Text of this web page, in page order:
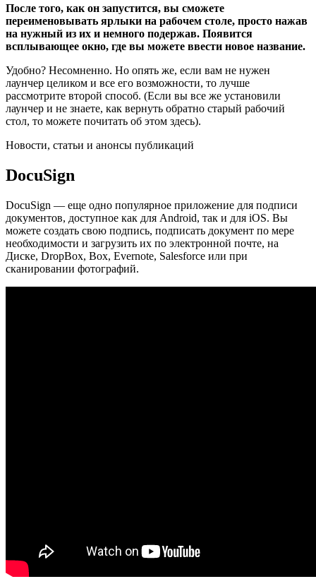
После того, как он запустится, вы сможете
переименовывать ярлыки на рабочем столе, просто нажав
на нужный из их и немного подержав. Появится
всплывающее окно, где вы можете ввести новое название.
Удобно? Несомненно. Но опять же, если вам не нужен
лаунчер целиком и все его возможности, то лучше
рассмотрите второй способ. (Если вы все же установили
лаунчер и не знаете, как вернуть обратно старый рабочий
стол, то можете почитать об этом здесь).
Новости, статьи и анонсы публикаций
DocuSign
DocuSign — еще одно популярное приложение для подписи
документов, доступное как для Android, так и для iOS. Вы
можете создать свою подпись, подписать документ по мере
необходимости и загрузить их по электронной почте, на
Диске, DropBox, Box, Evernote, Salesforce или при
сканировании фотографий.